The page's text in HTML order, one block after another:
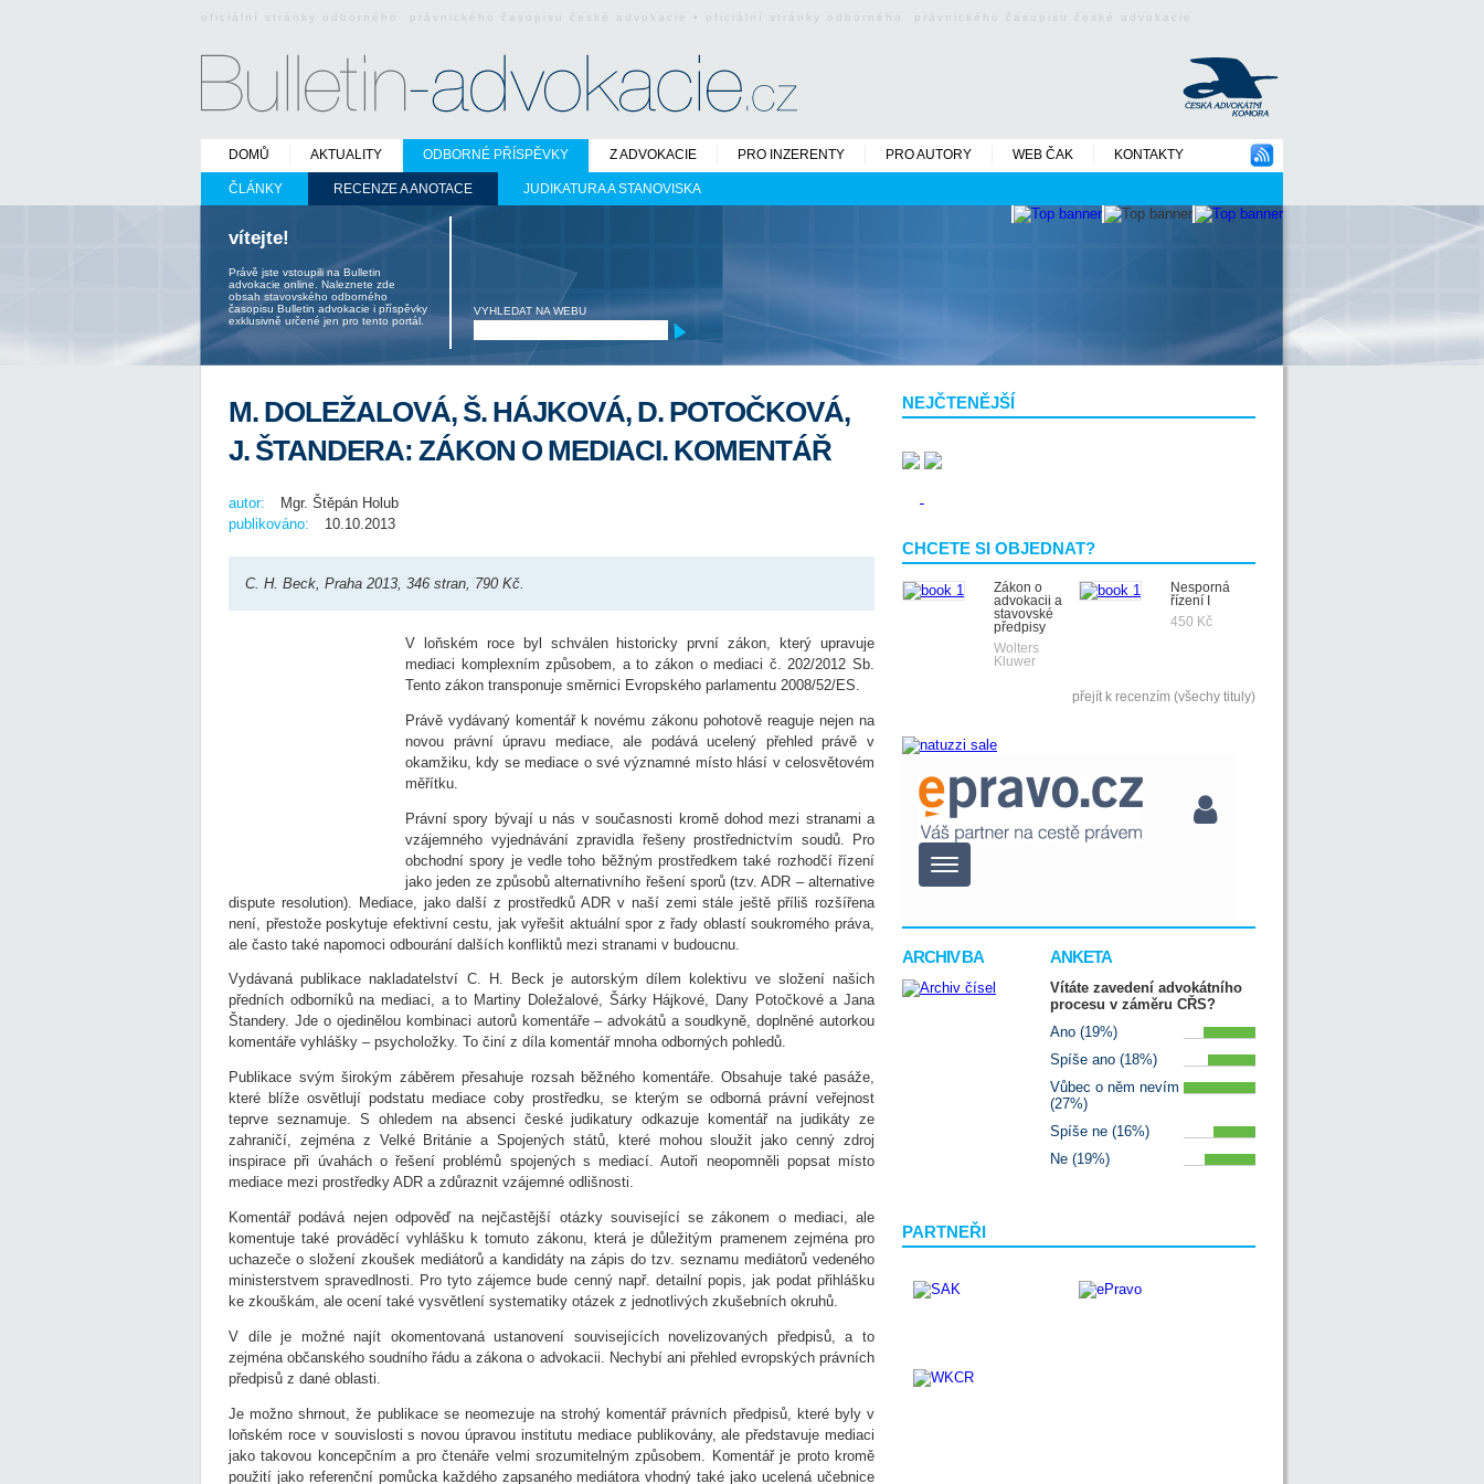
oficiální stránky odborného právnického časopisu české advokacie • oficiální stránky odborného právnického časopisu české advokacie
DOMŮ AKTUALITY ODBORNÉ PŘÍSPĚVKY
ČLÁNKY RECENZE A ANOTACE JUDIKATURA A STANOVISKA
Z ADVOKACIE PRO INZERENTY PRO AUTORY WEB ČAK KONTAKTY
vítejte!
Právě jste vstoupili na Bulletin
advokacie online. Naleznete zde
obsah stavovského odborného
časopisu Bulletin advokacie i příspěvky
exklusivně určené jen pro tento portál.
VYHLEDAT NA WEBU
NEJČTENĚJŠÍ
CHCETE SI OBJEDNAT?
Zákon o
advokacii a
stavovské
předpisy
Wolters
Kluwer
Nesporná
řízení I
450 Kč
přejít k recenzím (všechy tituly)
ARCHIV BA ANKETA
Vítáte zavedení advokátního
procesu v záměru CŘS?
Ano (19%)
Spíše ano (18%)
Vůbec o něm nevím
(27%)
Spíše ne (16%)
Ne (19%)
PARTNEŘI
M. DOLEŽALOVÁ, Š. HÁJKOVÁ, D. POTOČKOVÁ,
J. ŠTANDERA: ZÁKON O MEDIACI. KOMENTÁŘ
autor:
Mgr. Štěpán Holub
publikováno:
10.10.2013
C. H. Beck, Praha 2013, 346 stran, 790 Kč.
V loňském roce byl schválen historicky první zákon, který upravuje
mediaci komplexním způsobem, a to zákon o mediaci č. 202/2012 Sb.
Tento zákon transponuje směrnici Evropského parlamentu 2008/52/ES.
Právě vydávaný komentář k novému zákonu pohotově reaguje nejen na
novou právní úpravu mediace, ale podává ucelený přehled právě v
okamžiku, kdy se mediace o své významné místo hlásí v celosvětovém
měřítku.
Právní spory bývají u nás v současnosti kromě dohod mezi stranami a
vzájemného vyjednávání zpravidla řešeny prostřednictvím soudů. Pro
obchodní spory je vedle toho běžným prostředkem také rozhodčí řízení
jako jeden ze způsobů alternativního řešení sporů (tzv. ADR – alternative
dispute resolution). Mediace, jako další z prostředků ADR v naší zemi stále ještě příliš rozšířena
není, přestože poskytuje efektivní cestu, jak vyřešit aktuální spor z řady oblastí soukromého práva,
ale často také napomoci odbourání dalších konfliktů mezi stranami v budoucnu.
Vydávaná publikace nakladatelství C. H. Beck je autorským dílem kolektivu ve složení našich
předních odborníků na mediaci, a to Martiny Doležalové, Šárky Hájkové, Dany Potočkové a Jana
Štandery. Jde o ojedinělou kombinaci autorů komentáře – advokátů a soudkyně, doplněné autorkou
komentáře vyhlášky – psycholožky. To činí z díla komentář mnoha odborných pohledů.
Publikace svým širokým záběrem přesahuje rozsah běžného komentáře. Obsahuje také pasáže,
které blíže osvětlují podstatu mediace coby prostředku, se kterým se odborná právní veřejnost
teprve seznamuje. S ohledem na absenci české judikatury odkazuje komentář na judikáty ze
zahraničí, zejména z Velké Británie a Spojených států, které mohou sloužit jako cenný zdroj
inspirace při úvahách o řešení problémů spojených s mediací. Autoři neopomněli popsat místo
mediace mezi prostředky ADR a zdůraznit vzájemné odlišnosti.
Komentář podává nejen odpověď na nejčastější otázky související se zákonem o mediaci, ale
komentuje také prováděcí vyhlášku k tomuto zákonu, která je důležitým pramenem zejména pro
uchazeče o složení zkoušek mediátorů a kandidáty na zápis do tzv. seznamu mediátorů vedeného
ministerstvem spravedlnosti. Pro tyto zájemce bude cenný např. detailní popis, jak podat přihlášku
ke zkouškám, ale ocení také vysvětlení systematiky otázek z jednotlivých zkušebních okruhů.
V díle je možné najít okomentovaná ustanovení souvisejících novelizovaných předpisů, a to
zejména občanského soudního řádu a zákona o advokacii. Nechybí ani přehled evropských právních
předpisů z dané oblasti.
Je možno shrnout, že publikace se neomezuje na strohý komentář právních předpisů, které byly v
loňském roce v souvislosti s novou úpravou institutu mediace publikovány, ale představuje mediaci
jako takovou koncepčním a pro čtenáře velmi srozumitelným způsobem. Komentář je proto kromě
použití jako referenční pomůcka každého zapsaného mediátora vhodný také jako ucelená učebnice